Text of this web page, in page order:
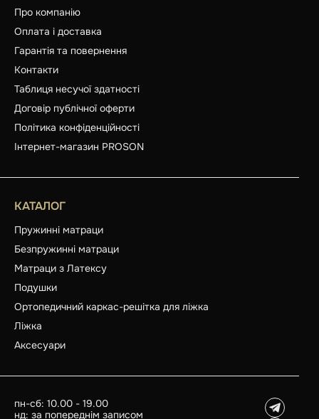
Про компанію
Оплата і доставка
Гарантія та повернення
Контакти
Таблиця несучої здатності
Договір публічної оферти
Політика конфіденційності
Інтернет-магазин PROSON
КАТАЛОГ
Пружинні матраци
Безпружинні матраци
Матраци з Латексу
Подушки
Ортопедичний каркас-решітка для ліжка
Ліжка
Аксесуари
пн-сб: 10.00 - 19.00
нд: за попереднім записом